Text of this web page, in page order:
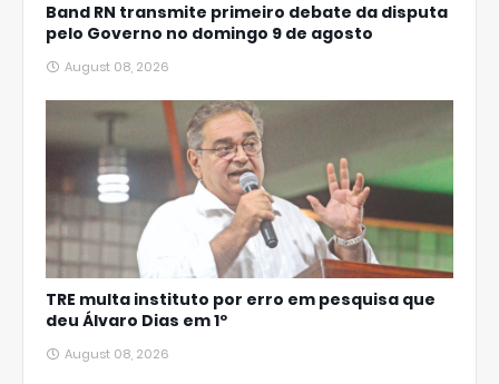
Band RN transmite primeiro debate da disputa
pelo Governo no domingo 9 de agosto
August 08, 2026
TRE multa instituto por erro em pesquisa que
deu Álvaro Dias em 1º
August 08, 2026